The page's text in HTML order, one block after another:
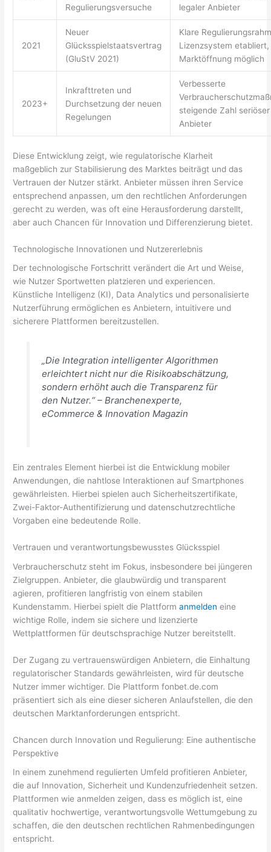
Regulierungsversuche
legaler Anbieter
2021
Neuer
Glücksspielstaatsvertrag
(GluStV 2021)
Klare
Lizenzsystem etabliert,
Marktöffnung möglich
2023+
Inkrafttreten und
Durchsetzung der neuen
Regelungen
Verbesserte
steigende Zahl seriöser
Anbieter
Diese Entwicklung zeigt, wie regulatorische Klarheit
maßgeblich zur Stabilisierung des Marktes beiträgt und das
Vertrauen der Nutzer stärkt. Anbieter müssen ihren Service
entsprechend anpassen, um den rechtlichen Anforderungen
gerecht zu werden, was oft eine Herausforderung darstellt,
aber auch Chancen für Innovation und Differenzierung bietet.
Technologische Innovationen und Nutzererlebnis
Der technologische Fortschritt verändert die Art und Weise,
wie Nutzer Sportwetten platzieren und experiencen.
Künstliche Intelligenz (KI), Data Analytics und personalisierte
Nutzerführung ermöglichen es Anbietern, intuitivere und
sicherere Plattformen bereitzustellen.
„Die Integration intelligenter Algorithmen
erleichtert nicht nur die Risikoabschätzung,
sondern erhöht auch die Transparenz für
den Nutzer.“ – Branchenexperte,
eCommerce & Innovation Magazin
Ein zentrales Element hierbei ist die Entwicklung mobiler
Anwendungen, die nahtlose Interaktionen auf Smartphones
gewährleisten. Hierbei spielen auch Sicherheitszertifikate,
Zwei-Faktor-Authentifizierung und datenschutzrechtliche
Vorgaben eine bedeutende Rolle.
Vertrauen und verantwortungsbewusstes Glücksspiel
Verbraucherschutz steht im Fokus, insbesondere bei jüngeren
Zielgruppen. Anbieter, die glaubwürdig und transparent
agieren, profitieren langfristig von einem stabilen
Kundenstamm. Hierbei spielt die Plattformanmelden eine
wichtige Rolle, indem sie sichere und lizenzierte
Wettplattformen für deutschsprachige Nutzer bereitstellt.
Der Zugang zu vertrauenswürdigen Anbietern, die Einhaltung
regulatorischer Standards gewährleisten, wird für deutsche
Nutzer immer wichtiger. Die Plattform fonbet.de.com
präsentiert sich als eine dieser sicheren Anlaufstellen, die den
deutschen Marktanforderungen entspricht.
Chancen durch Innovation und Regulierung: Eine authentische
Perspektive
In einem zunehmend regulierten Umfeld profitieren Anbieter,
die auf Innovation, Sicherheit und Kundenzufriedenheit setzen.
Plattformen wie anmelden zeigen, dass es möglich ist, eine
qualitativ hochwertige, verantwortungsvolle Wettumgebung zu
schaffen, die den deutschen rechtlichen Rahmenbedingungen
entspricht.